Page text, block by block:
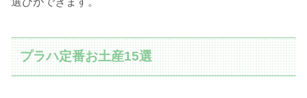
プラハ定番お土産15選